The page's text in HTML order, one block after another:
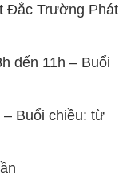
Đắc Trường Phát
đến 11h – Buổi
Buổi chiều: từ